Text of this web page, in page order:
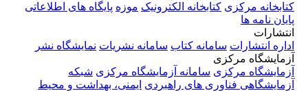
کتابخانه مرکزی کتابخانه الکترونیک موزه پایگاه های اطلاعاتی
پایان نامه ها
انتشارات
اداره انتشارات سامانه کتاب سامانه نشریات نمایشگاه نشر
آزمایشگاه مرکزی
آزمایشگاه مرکزی سامانه آزمایشگاه مرکزی شبکه
آزمایشگاهی فناوری های راهبردی ایمنی، بهداشت و محیط